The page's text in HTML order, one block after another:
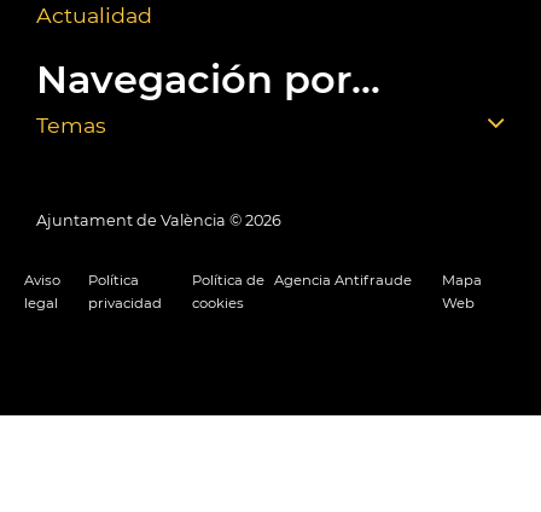
Actualidad
Navegación por...
Temas
Ajuntament de València © 2026
Aviso
legal
Política
privacidad
Política de
cookies
Agencia Antifraude
Mapa
Web